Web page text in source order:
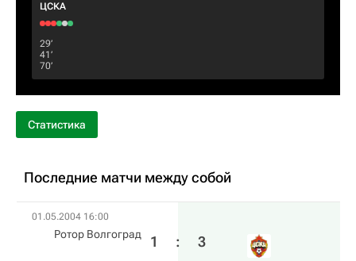
ЦСКА
29‎’‎
41‎’‎
70‎’‎
Статистика
Последние матчи между собой
01.05.2004 16:00
Ротор Волгоград 1 : 3